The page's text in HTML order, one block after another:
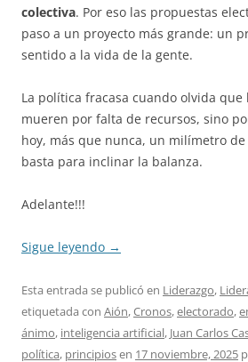
colectiva. Por eso las propuestas
paso a un proyecto más grande: un
sentido a la vida de la gente.
La política fracasa cuando olvida que
mueren por falta de recursos, sino
hoy, más que nunca, un milímetro
basta para inclinar la balanza.
Adelante!!!
Sigue leyendo →
Esta entrada se publicó en Liderazgo,
etiquetada con Aión,Cronos,electorado,
ánimo, inteligencia artificial, Juan Carlos
política, principiosen 17 noviembre, 2025